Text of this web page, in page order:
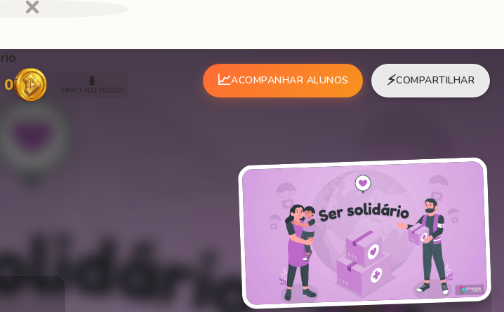
0 🐛
ERRO NO JOGO?
📈ACOMPANHAR ALUNOS ⚡COMPARTILHAR